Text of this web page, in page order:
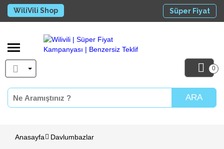
WiliVili Shop Süper Fiyat
0
ARA
Anasayfa Davlumbazlar